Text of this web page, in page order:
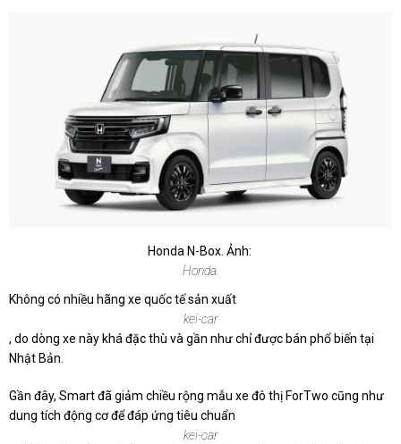
Honda N-Box. Ảnh:
Honda.
Không có nhiều hãng xe quốc tế sản xuất
kei-car
, do dòng xe này khá đặc thù và gần như chỉ được bán phổ biến tại
Nhật Bản.
Gần đây, Smart đã giảm chiều rộng mẫu xe đô thị ForTwo cũng như
dung tích động cơ để đáp ứng tiêu chuẩn
kei-car